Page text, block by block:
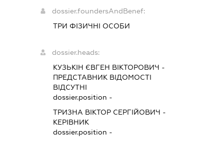
dossier.foundersAndBenef:
ТРИ ФІЗИЧНІ ОСОБИ
dossier.heads:
КУЗЬКІН ЄВГЕН ВІКТОРОВИЧ -
ПРЕДСТАВНИК ВІДОМОСТІ
ВІДСУТНІ
dossier.position -
ТРИЗНА ВІКТОР СЕРГІЙОВИЧ -
КЕРІВНИК
dossier.position -